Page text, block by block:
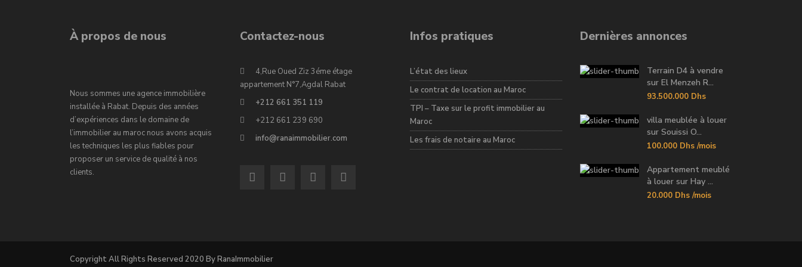
À propos de nous
Nous sommes une agence immobilière
installée à Rabat. Depuis des années
d’expériences dans le domaine de
l’immobilier au maroc nous avons acquis
les techniques les plus fiables pour
proposer un service de qualité à nos
clients.
Contactez-nous
4,Rue Oued Ziz 3éme étage
appartement N°7,Agdal Rabat
+212 661 351 119
+212 661 239 690
info@ranaimmobilier.com
Infos pratiques
L’état des lieux
Le contrat de location au Maroc
TPI – Taxe sur le profit immobilier au
Maroc
Les frais de notaire au Maroc
Dernières annonces
Terrain D4 à vendre
sur El Menzeh R...
93.500.000 Dhs
villa meublée à louer
sur Souissi O...
100.000 Dhs /mois
Appartement meublé
à louer sur Hay ...
20.000 Dhs /mois
Copyright All Rights Reserved 2020 By RanaImmobilier